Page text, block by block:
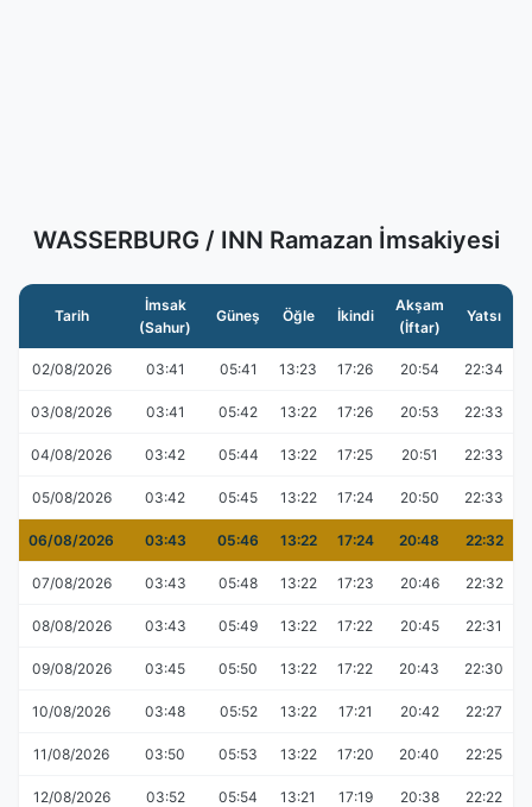
WASSERBURG / INN Ramazan İmsakiyesi
Tarih
İmsak
(Sahur)
Güneş Öğle İkindi
Akşam
(İftar)
Yatsı
02/08/2026 03:41 05:41 13:23 17:26 20:54 22:34
03/08/2026 03:41 05:42 13:22 17:26 20:53 22:33
04/08/2026 03:42 05:44 13:22 17:25 20:51 22:33
05/08/2026 03:42 05:45 13:22 17:24 20:50 22:33
06/08/2026 03:43 05:46 13:22 17:24 20:48 22:32
07/08/2026 03:43 05:48 13:22 17:23 20:46 22:32
08/08/2026 03:43 05:49 13:22 17:22 20:45 22:31
09/08/2026 03:45 05:50 13:22 17:22 20:43 22:30
10/08/2026 03:48 05:52 13:22 17:21 20:42 22:27
11/08/2026 03:50 05:53 13:22 17:20 20:40 22:25
12/08/2026 03:52 05:54 13:21 17:19 20:38 22:22